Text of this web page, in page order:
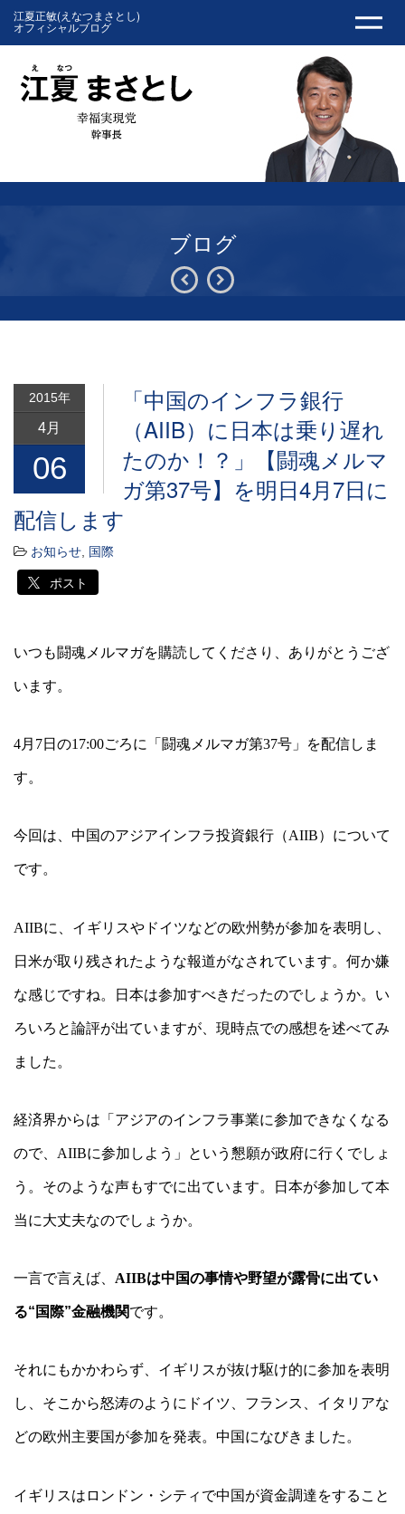
江夏正敏(えなつまさとし)
オフィシャルブログ
ブログ
2015年
4月
06
「中国のインフラ銀行
（AIIB）に日本は乗り遅れ
たのか！？」【闘魂メルマ
ガ第37号】を明日4月7日に
配信します
お知らせ 国際
ポスト
いつも闘魂メルマガを購読してくださり、ありがとうござ
います。
4月 7日の17:00ごろに「闘魂メルマガ第37号」を配信しま
す。
今回は、中国のアジアインフラ投資銀行（AIIB）について
です。
AIIBに、イギリスやドイツなどの欧州勢が参加を表明し、
日米が取り残されたような報道がなされています。何か嫌
な感じですね。日本は参加すべきだったのでしょうか。 い
ろいろと論評が出ていますが、現時点での感想を述べてみ
ました。
経済界からは「アジアのインフラ事業に参加できなくなる
ので、 AIIBに参加しよう」という懇願が政府に行くでしょ
う。そのような声もすでに出ています。日本が参加して本
当に大丈夫なのでしょうか。
一言で言えば、 AIIBは中国の事情や野望が露骨に出てい
る“国際”金融機関です。
それにもかかわらず、イギリスが抜け駆け的に参加を表明
し、そこから怒涛のようにドイツ、フランス、イタリアな
どの欧州主要国が参加を発表。中国になびきました。
イギリスはロンドン・シティで中国が資金調達をすること